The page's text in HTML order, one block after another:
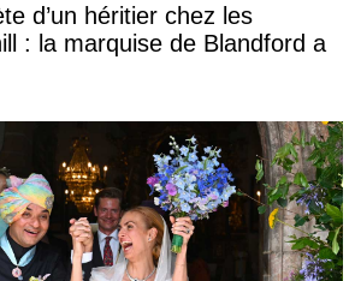
d’un héritier chez les
: la marquise de Blandford a